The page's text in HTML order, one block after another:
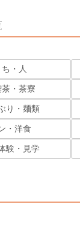
・人
・茶寮
り・麺類
・洋食
験・見学